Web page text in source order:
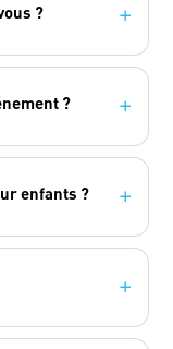
? +
? +
enfants ? +
+